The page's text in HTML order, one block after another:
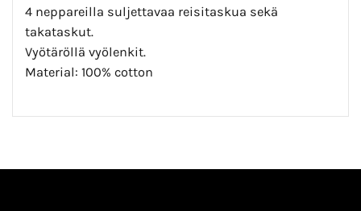
4 neppareilla suljettavaa reisitaskua sekä
takataskut.
Vyötäröllä vyölenkit.
Material: 100% cotton